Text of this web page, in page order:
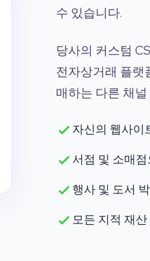
수 있습니다.
당사의 커스텀
전자상거래 플랫
매하는 다른 채
자신의 웹사이
서점 및 소매
행사 및 도서
모든 지적 재